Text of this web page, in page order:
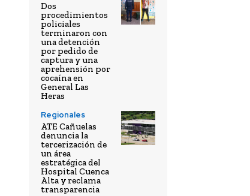
Dos
procedimientos
policiales
terminaron con
una detención
por pedido de
captura y una
aprehensión por
cocaína en
General Las
Heras
Regionales
ATE Cañuelas
denuncia la
tercerización de
un área
estratégica del
Hospital Cuenca
Alta y reclama
transparencia